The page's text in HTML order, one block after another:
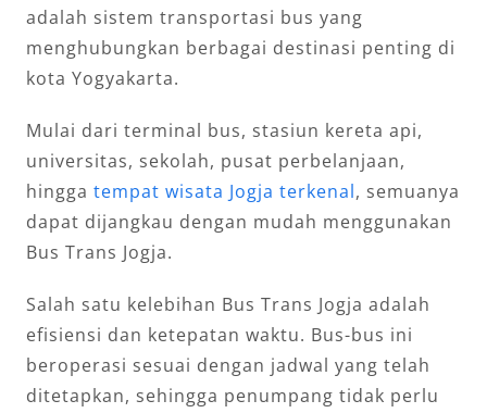
adalah sistem transportasi bus yang
menghubungkan berbagai destinasi penting di
kota Yogyakarta.
Mulai dari terminal bus, stasiun kereta api,
universitas, sekolah, pusat perbelanjaan,
hingga tempat wisata Jogja terkenal, semuanya
dapat dijangkau dengan mudah menggunakan
Bus Trans Jogja.
Salah satu kelebihan Bus Trans Jogja adalah
efisiensi dan ketepatan waktu. Bus-bus ini
beroperasi sesuai dengan jadwal yang telah
ditetapkan, sehingga penumpang tidak perlu